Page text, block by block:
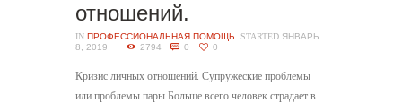
отношений.
IN ПРОФЕССИОНАЛЬНАЯ ПОМОЩЬ STARTED ЯНВАРЬ
8, 2019
2794 0 0
Кризис личных отношений. Супружеские проблемы
или проблемы пары Больше всего человек страдает в